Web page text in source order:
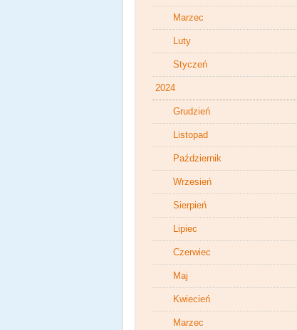
Marzec
Luty
Styczeń
2024
Grudzień
Listopad
Październik
Wrzesień
Sierpień
Lipiec
Czerwiec
Maj
Kwiecień
Marzec